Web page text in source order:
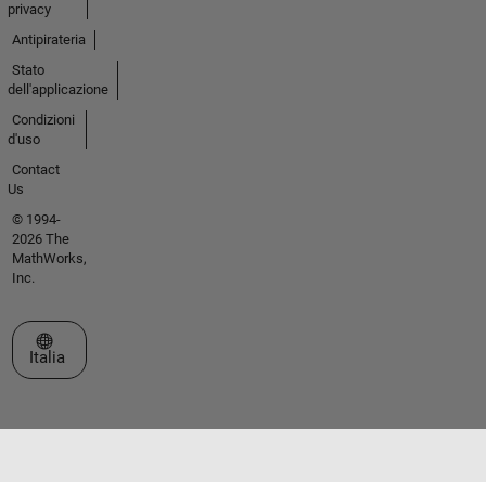
privacy
Antipirateria
Stato
dell'applicazione
Condizioni
d'uso
Contact
Us
© 1994-
2026 The
MathWorks,
Inc.
Seleziona un sito web
Italia